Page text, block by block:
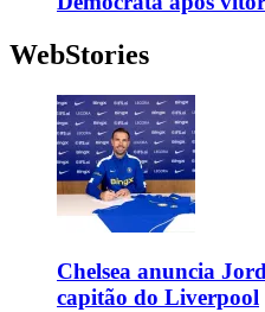
WebStories
Chelsea anuncia
capitão do Liverpool